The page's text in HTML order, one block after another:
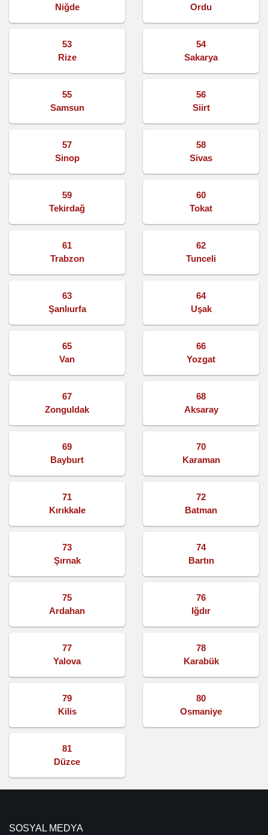
Niğde Ordu
53
Rize
54
Sakarya
55
Samsun
56
Siirt
57
Sinop
58
Sivas
59
Tekirdağ
60
Tokat
61
Trabzon
62
Tunceli
63
Şanlıurfa
64
Uşak
65
Van
66
Yozgat
67
Zonguldak
68
Aksaray
69
Bayburt
70
Karaman
71
Kırıkkale
72
Batman
73
Şırnak
74
Bartın
75
Ardahan
76
Iğdır
77
Yalova
78
Karabük
79
Kilis
80
Osmaniye
81
Düzce
SOSYAL MEDYA